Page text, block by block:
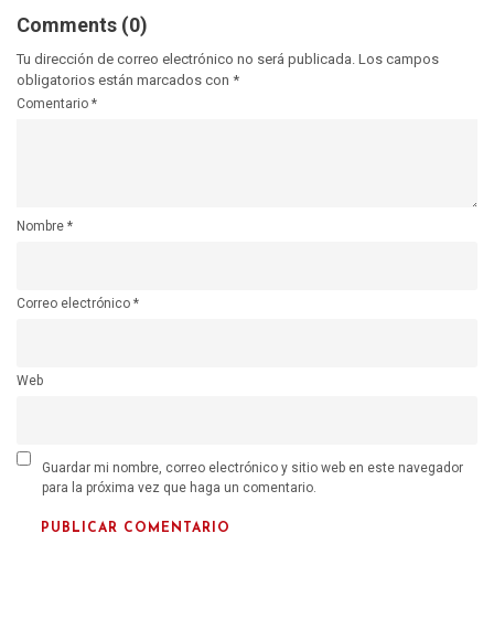
Comments (0)
Tu dirección de correo electrónico no será publicada. Los campos
obligatorios están marcados con *
Comentario *
Nombre *
Correo electrónico *
Web
Guardar mi nombre, correo electrónico y sitio web en este navegador
para la próxima vez que haga un comentario.